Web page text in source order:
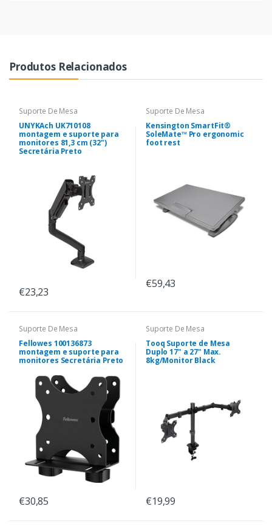
Produtos Relacionados
Suporte De Mesa
UNYKAch UK710108
montagem e suporte para
monitores 81,3 cm (32")
Secretária Preto
€23,23
Suporte De Mesa
Kensington SmartFit®
SoleMate™ Pro ergonomic
foot rest
€59,43
Suporte De Mesa
Fellowes 100136873
montagem e suporte para
monitores Secretária Preto
€30,85
Suporte De Mesa
Tooq Suporte de Mesa
Duplo 17" a 27" Max.
8kg/Monitor Black
€19,99